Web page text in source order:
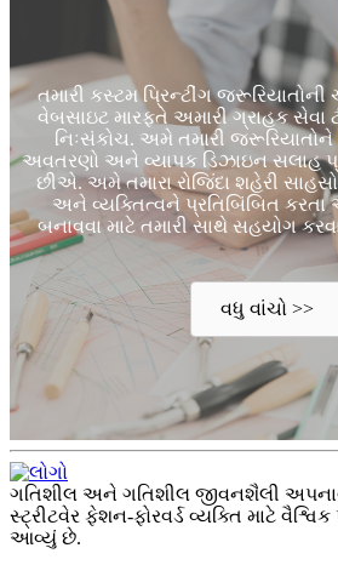
તમારી કસ્ટમ પ્રિન્ટીંગ જરૂરિયાતોની
વેબસાઇટ મારફતે અમારી ગ્રાહક સેવા
નિઃસંકોચ. અમે તમારી
અવતરણો અને વ્યાપક ડિઝાઇન સલાહ
છીએ. અમે તમારા રોજિંદા શહેરી
અને વ્યક્તિત્વને પ્રતિબિંબિત કરતા
બનાવવા માટે તમારી સાથે સહયોગ
વધુ વાંચો >>
ગતિશીલ અને ગતિશીલ જીવનશૈલી
સ્ટ્રીટવેર ફેશન-ફોરવર્ડ વ્યક્તિ માટે
આવ્યું છે.